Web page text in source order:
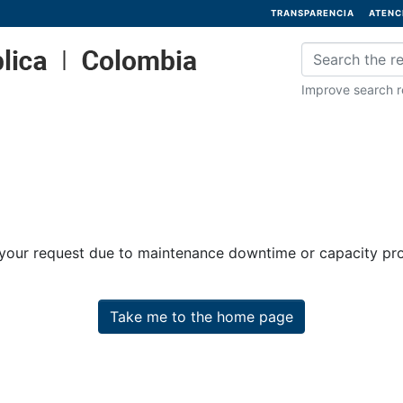
TRANSPARENCIA
Improve search
request due to maintenance downtime or capacity
Take me to the home page